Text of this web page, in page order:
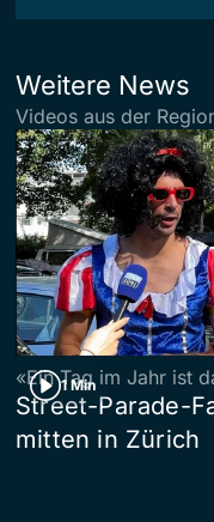
Weitere News
Videos aus der
1 Min
«Ein Tag im Jahr ist
Street-Parade-
mitten in Zürich